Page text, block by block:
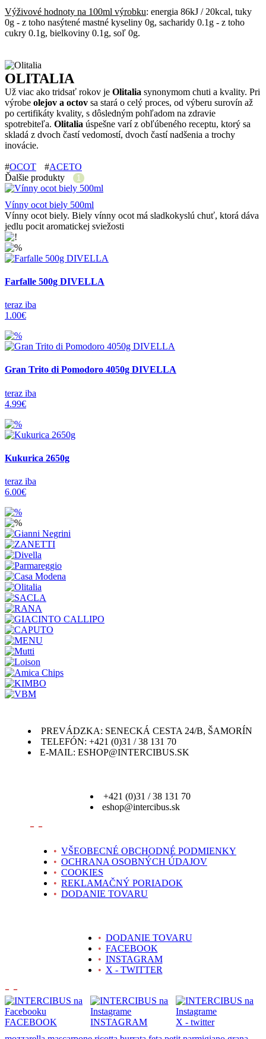
Výživové hodnoty na 100ml výrobku: energia 86kJ / 20kcal, tuky
0g - z toho nasýtené mastné kyseliny 0g, sacharidy 0.1g - z toho
cukry 0.1g, bielkoviny 0.1g, soľ 0g.
OLITALIA
Už viac ako tridsať rokov je Olitalia synonymom chuti a kvality. Pri
výrobe olejov a octov sa stará o celý proces, od výberu surovín až
po certifikáty kvality, s dôsledným pohľadom na zdravie
spotrebiteľa. Olitalia úspešne varí z obľúbeného receptu, ktorý sa
skladá z dvoch častí vedomostí, dvoch častí nadšenia a trochy
inovácie.
#OCOT #ACETO
Ďalšie produkty
1
Vínny ocot biely 500ml
Vínny ocot biely. Biely vínny ocot má sladkokyslú chuť, ktorá dáva
jedlu pocit aromatickej sviežosti
Farfalle 500g DIVELLA
teraz iba
1.00€
Gran Trito di Pomodoro 4050g DIVELLA
teraz iba
4.99€
Kukurica 2650g
teraz iba
6.00€
PREVÁDZKA: SENECKÁ CESTA 24/B, ŠAMORÍN
TELEFÓN: +421 (0)31 / 38 131 70
E-MAIL: ESHOP@INTERCIBUS.SK
+421 (0)31 / 38 131 70
eshop@intercibus.sk
- -
• VŠEOBECNÉ OBCHODNÉ PODMIENKY
• OCHRANA OSOBNÝCH ÚDAJOV
• COOKIES
• REKLAMAČNÝ PORIADOK
• DODANIE TOVARU
• DODANIE TOVARU
• FACEBOOK
• INSTAGRAM
• X - TWITTER
- -
FACEBOOK INSTAGRAM
X - twitter